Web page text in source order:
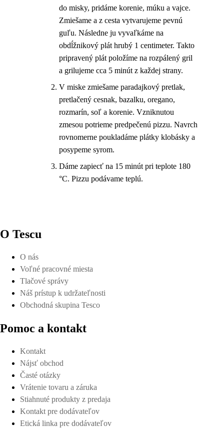
do misky, pridáme korenie, múku a vajce.
Zmiešame a z cesta vytvarujeme pevnú
guľu. Následne ju vyvaľkáme na
obdĺžnikový plát hrubý 1 centimeter. Takto
pripravený plát položíme na rozpálený gril
a grilujeme cca 5 minút z každej strany.
V miske zmiešame paradajkový pretlak,
pretlačený cesnak, bazalku, oregano,
rozmarín, soľ a korenie. Vzniknutou
zmesou potrieme predpečenú pizzu. Navrch
rovnomerne poukladáme plátky klobásky a
posypeme syrom.
Dáme zapiecť na 15 minút pri teplote 180
°C. Pizzu podávame teplú.
O Tescu
O nás
Voľné pracovné miesta
Tlačové správy
Náš prístup k udržateľnosti
Obchodná skupina Tesco
Pomoc a kontakt
Kontakt
Nájsť obchod
Časté otázky
Vrátenie tovaru a záruka
Stiahnuté produkty z predaja
Kontakt pre dodávateľov
Etická linka pre dodávateľov